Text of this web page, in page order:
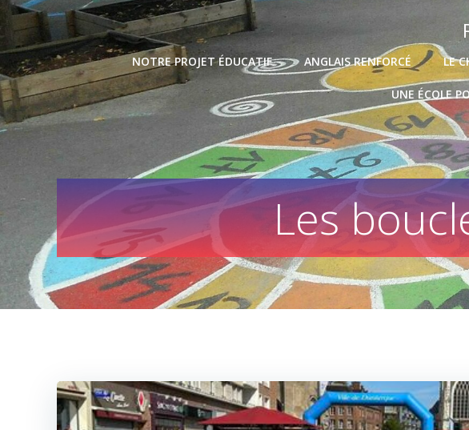
Skip
to
content
NOTRE PROJET ÉDUCATIF ANGLAIS RENFORCÉ LE
UNE ÉCOLE
Les